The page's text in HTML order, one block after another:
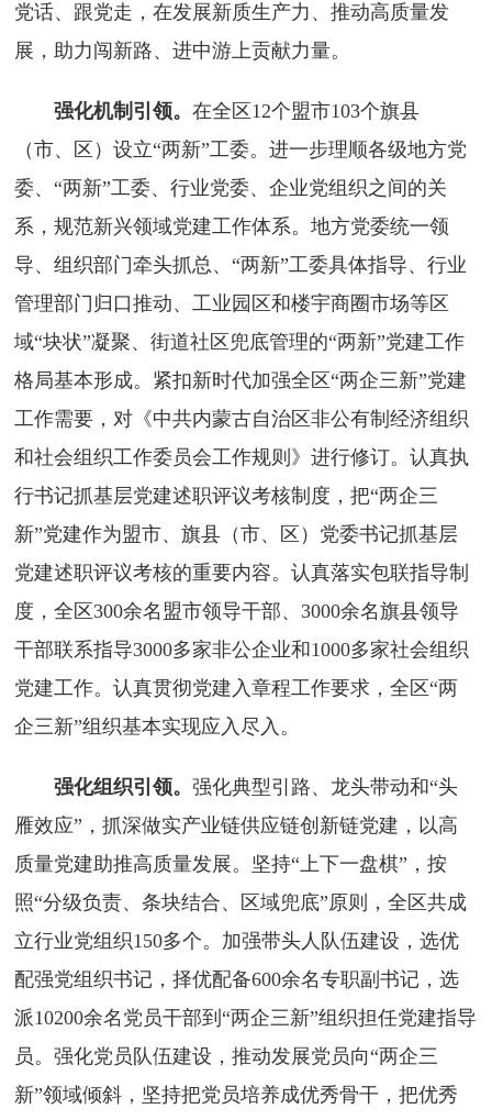
党话、跟党走，在发展新质生产力、推动高质量发
展，助力闯新路、进中游上贡献力量。
强化机制引领。在全区12个盟市103个旗县
（市、区）设立“两新”工委。进一步理顺各级地方党
委、“两新”工委、行业党委、企业党组织之间的关
系，规范新兴领域党建工作体系。地方党委统一领
导、组织部门牵头抓总、“两新”工委具体指导、行业
管理部门归口推动、工业园区和楼宇商圈市场等区
域“块状”凝聚、街道社区兜底管理的“两新”党建工作
格局基本形成。紧扣新时代加强全区“两企三新”党建
工作需要，对《中共内蒙古自治区非公有制经济组织
和社会组织工作委员会工作规则》进行修订。认真执
行书记抓基层党建述职评议考核制度，把“两企三
新”党建作为盟市、旗县（市、区）党委书记抓基层
党建述职评议考核的重要内容。认真落实包联指导制
度，全区300余名盟市领导干部、3000余名旗县领导
干部联系指导3000多家非公企业和1000多家社会组织
党建工作。认真贯彻党建入章程工作要求，全区“两
企三新”组织基本实现应入尽入。
强化组织引领。强化典型引路、龙头带动和“头
雁效应”，抓深做实产业链供应链创新链党建，以高
质量党建助推高质量发展。坚持“上下一盘棋”，按
照“分级负责、条块结合、区域兜底”原则，全区共成
立行业党组织150多个。加强带头人队伍建设，选优
配强党组织书记，择优配备600余名专职副书记，选
派10200余名党员干部到“两企三新”组织担任党建指导
员。强化党员队伍建设，推动发展党员向“两企三
新”领域倾斜，坚持把党员培养成优秀骨干，把优秀